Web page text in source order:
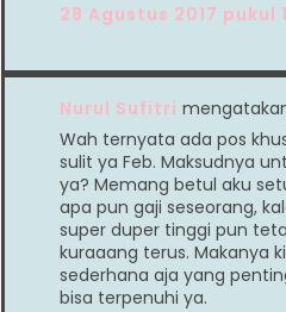
28 Agustus 2017 pukul
Nurul Sufitri
Wah ternyata ada pos
sulit ya Feb. Maksudnya
ya? Memang betul aku
apa pun gaji seseorang,
super duper tinggi pun
kuraaang terus. Makanya
sederhana aja yang
bisa terpenuhi ya.